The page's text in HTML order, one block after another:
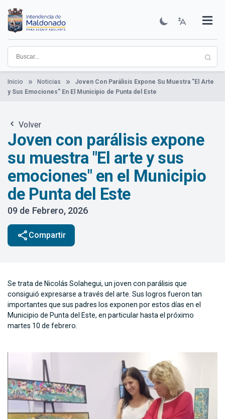
contenido
principal
Institucional
Municipios
Descubre Maldonado
Comunicación
Servicios
Guía De Trámites
Ver Noticias
Inicio Noticias
Joven Con Parálisis Expone Su Muestra "El Arte
y Sus Emociones" En El Municipio de Punta del Este
Volver
Joven con parálisis expone
su muestra "El arte y sus
emociones" en el Municipio
de Punta del Este
09 de Febrero, 2026
share Compartir
Se trata de Nicolás Solahegui, un joven con parálisis que
consiguió expresarse a través del arte. Sus logros fueron tan
importantes que sus padres los exponen por estos días en el
Municipio de Punta del Este, en particular hasta el próximo
martes 10 de febrero.